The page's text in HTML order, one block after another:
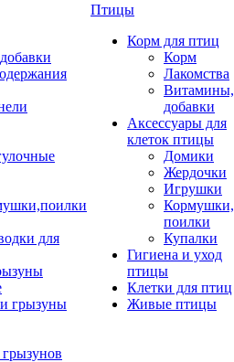
для
грызуны
Птицы
Корм для птиц
Корм
Лакомства
Витамины,
добавки
Аксессуары для
клеток птицы
Домики
Жердочки
Игрушки
Кормушки,
поилки
Купалки
Гигиена и уход
птицы
Клетки для птиц
Живые птицы